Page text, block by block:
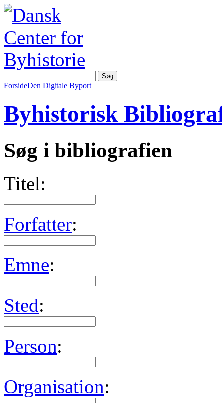
ForsideDen Digitale Byport
Byhistorisk
Søg i bibliografien
Titel:
Forfatter:
Emne:
Sted:
Person:
Organisation: